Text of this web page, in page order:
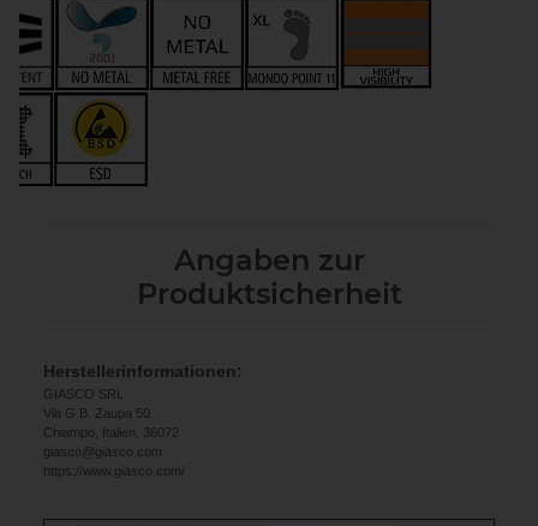
Angaben zur
Produktsicherheit
Herstellerinformationen:
GIASCO SRL
Via G.B. Zaupa 50
Chiampo, Italien, 36072
giasco@giasco.com
https://www.giasco.com/